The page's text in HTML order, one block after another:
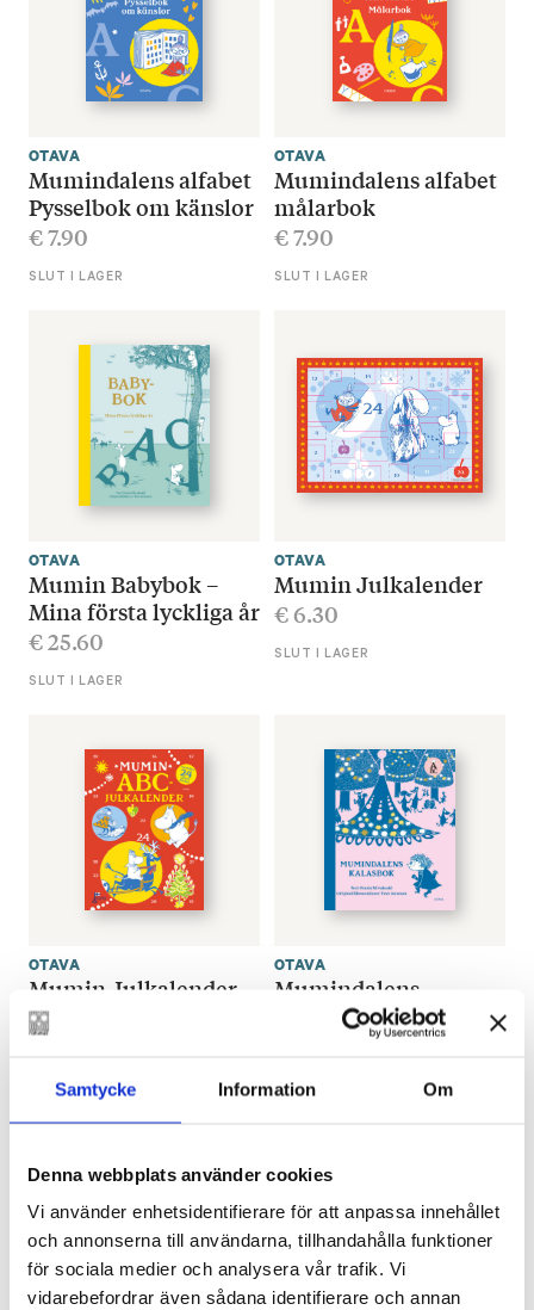
Samtycke Information Om
Denna webbplats använder cookies
Vi använder enhetsidentifierare för att anpassa innehållet
och annonserna till användarna, tillhandahålla funktioner
för sociala medier och analysera vår trafik. Vi
vidarebefordrar även sådana identifierare och annan
OTAVA
Mumindalens alfabet
Pysselbok om känslor
€7.90
SLUT I LAGER
OTAVA
Mumindalens alfabet
målarbok
€7.90
SLUT I LAGER
OTAVA
Mumin Babybok –
Mina första lyckliga år
€25.60
SLUT I LAGER
OTAVA
Mumin Julkalender
€6.30
SLUT I LAGER
OTAVA
Mumin Julkalender
med pysselböcker
€27.20
SLUT I LAGER
OTAVA
Mumindalens
Kalasbok
SLUT I LAGER